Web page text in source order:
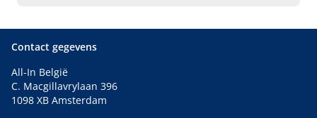
Contact gegevens
All-In België
C. Macgillavrylaan 396
1098 XB Amsterdam